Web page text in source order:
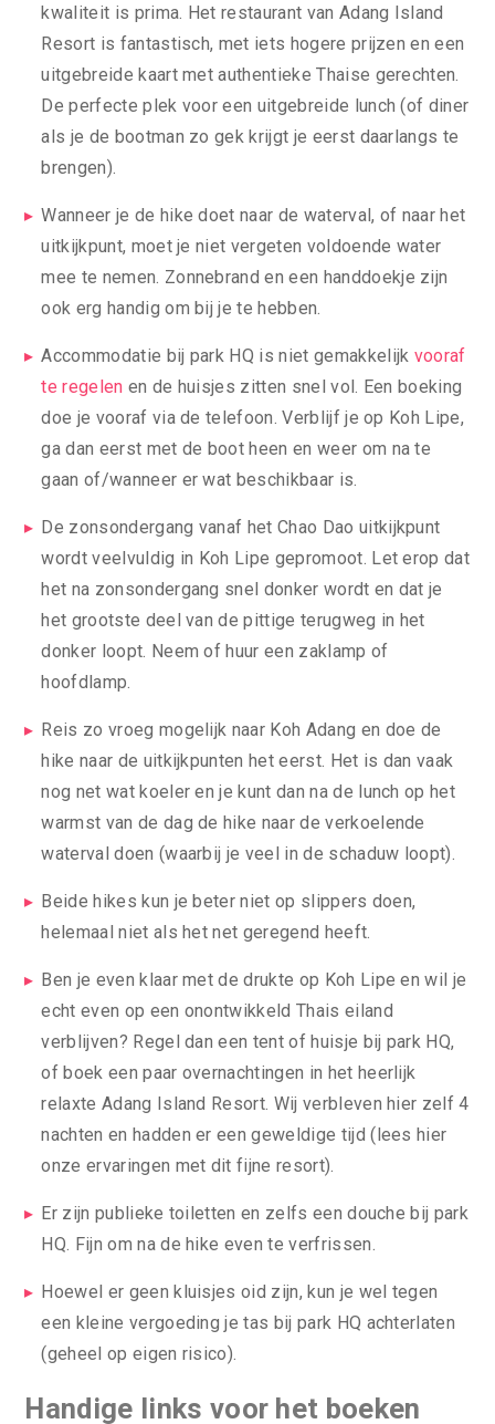
kwaliteit is prima. Het restaurant van Adang Island
Resort is fantastisch, met iets hogere prijzen en een
uitgebreide kaart met authentieke Thaise gerechten.
De perfecte plek voor een uitgebreide lunch (of diner
als je de bootman zo gek krijgt je eerst daarlangs te
brengen).
Wanneer je de hike doet naar de waterval, of naar het
uitkijkpunt, moet je niet vergeten voldoende water
mee te nemen. Zonnebrand en een handdoekje zijn
ook erg handig om bij je te hebben.
Accommodatie bij park HQ is niet gemakkelijk vooraf
te regelen en de huisjes zitten snel vol. Een boeking
doe je vooraf via de telefoon. Verblijf je op Koh Lipe,
ga dan eerst met de boot heen en weer om na te
gaan of/wanneer er wat beschikbaar is.
De zonsondergang vanaf het Chao Dao uitkijkpunt
wordt veelvuldig in Koh Lipe gepromoot. Let erop dat
het na zonsondergang snel donker wordt en dat je
het grootste deel van de pittige terugweg in het
donker loopt. Neem of huur een zaklamp of
hoofdlamp.
Reis zo vroeg mogelijk naar Koh Adang en doe de
hike naar de uitkijkpunten het eerst. Het is dan vaak
nog net wat koeler en je kunt dan na de lunch op het
warmst van de dag de hike naar de verkoelende
waterval doen (waarbij je veel in de schaduw loopt).
Beide hikes kun je beter niet op slippers doen,
helemaal niet als het net geregend heeft.
Ben je even klaar met de drukte op Koh Lipe en wil je
echt even op een onontwikkeld Thais eiland
verblijven? Regel dan een tent of huisje bij park HQ,
of boek een paar overnachtingen in het heerlijk
relaxte Adang Island Resort. Wij verbleven hier zelf 4
nachten en hadden er een geweldige tijd (lees hier
onze ervaringen met dit fijne resort).
Er zijn publieke toiletten en zelfs een douche bij park
HQ. Fijn om na de hike even te verfrissen.
Hoewel er geen kluisjes oid zijn, kun je wel tegen
een kleine vergoeding je tas bij park HQ achterlaten
(geheel op eigen risico).
Handige links voor het boeken